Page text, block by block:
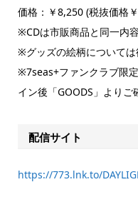
価格：￥8,250 (税抜価格
※CDは市販商品と同一内容
※グッズの絵柄については
※7seas+ファンクラブ限
イン後「GOODS」よりご
配信サイト
https://773.lnk.to/